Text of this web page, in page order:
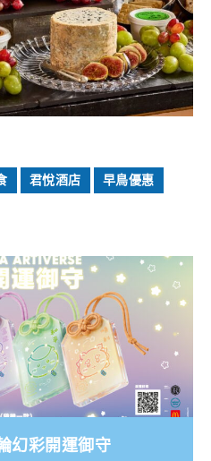
君悅酒店
早鳥優惠
幻彩開運御守